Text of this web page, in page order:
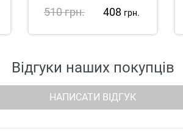
510грн. 408 грн.
Відгуки наших покупців
НАПИСАТИ ВІДГУК